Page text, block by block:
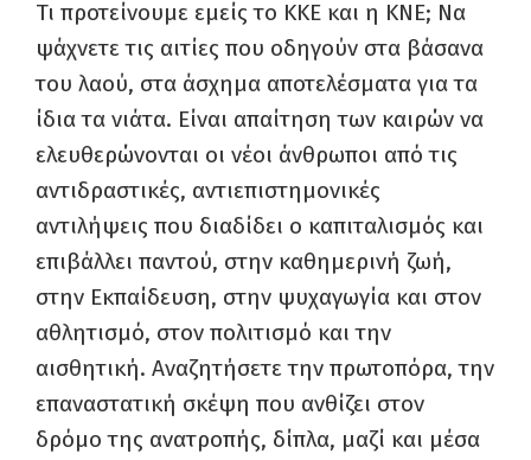
Τι προτείνουμε εμείς το ΚΚΕ και η ΚΝΕ; Να
ψάχνετε τις αιτίες που οδηγούν στα βάσανα
του λαού, στα άσχημα αποτελέσματα για τα
ίδια τα νιάτα. Είναι απαίτηση των καιρών να
ελευθερώνονται οι νέοι άνθρωποι από τις
αντιδραστικές, αντιεπιστημονικές
αντιλήψεις που διαδίδει ο καπιταλισμός και
επιβάλλει παντού, στην καθημερινή ζωή,
στην Εκπαίδευση, στην ψυχαγωγία και στον
αθλητισμό, στον πολιτισμό και την
αισθητική. Αναζητήσετε την πρωτοπόρα, την
επαναστατική σκέψη που ανθίζει στον
δρόμο της ανατροπής, δίπλα, μαζί και μέσα